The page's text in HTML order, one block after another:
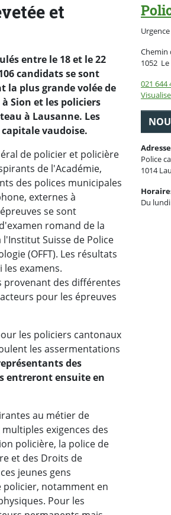
et
entre le 18 et le 22
candidats se sont
la plus grande volée de
Sion et les policiers
à Lausanne. Les
vaudoise.
de policier et policière
de l'Académie,
des polices municipales
externes à
se sont
romand de la
Suisse de Police
(OFFT). Les résultats
examens.
provenant des différentes
pour les épreuves
les policiers cantonaux
les assermentations
des
entreront ensuite en
au métier de
exigences des
policière, la police de
et des Droits de
jeunes gens
notamment en
Pour les
Urgence
Chemin
1052
021 644
Police
1014
Du